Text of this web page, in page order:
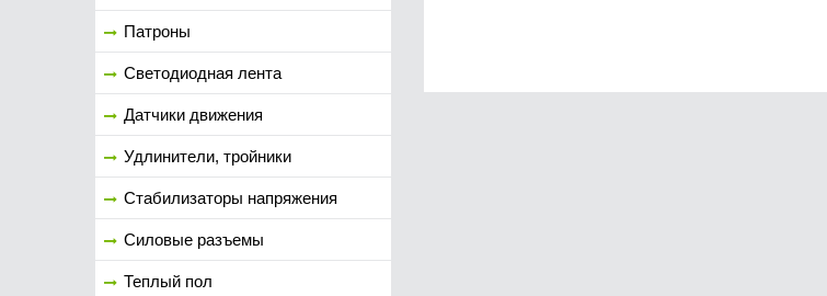
Патроны
Светодиодная лента
Датчики движения
Удлинители, тройники
Стабилизаторы напряжения
Силовые разъемы
Теплый пол